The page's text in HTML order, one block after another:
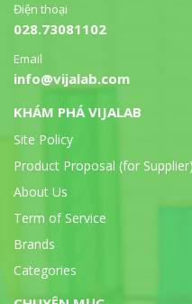
Điện thoại
028.73081102
Email
info@vijalab.com
KHÁM PHÁ VIJALAB
Site Policy
Product Proposal (for Supplier)
About Us
Term of Service
Brands
Categories